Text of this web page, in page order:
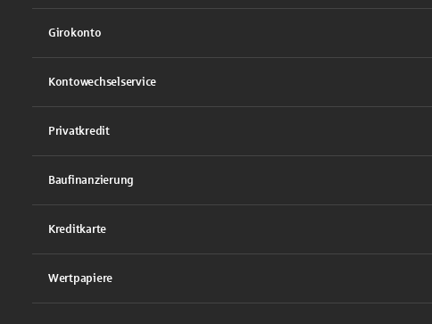
Girokonto
Kontowechselservice
Privatkredit
Baufinanzierung
Kreditkarte
Wertpapiere